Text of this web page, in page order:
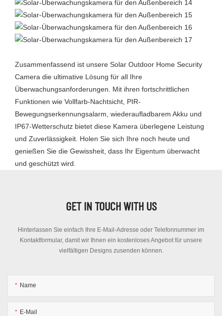
Zusammenfassend ist unsere Solar Outdoor Home Security
Camera die ultimative Lösung für all Ihre
Überwachungsanforderungen. Mit ihren fortschrittlichen
Funktionen wie Vollfarb-Nachtsicht, PIR-
Bewegungserkennungsalarm, wiederaufladbarem Akku und
IP67-Wetterschutz bietet diese Kamera überlegene Leistung
und Zuverlässigkeit. Holen Sie sich Ihre noch heute und
genießen Sie die Gewissheit, dass Ihr Eigentum überwacht
und geschützt wird.
GET IN TOUCH WITH US
Hinterlassen Sie einfach Ihre E-Mail-Adresse oder Telefonnummer im
Kontaktformular, damit wir Ihnen ein kostenloses Angebot für unsere
vielfältigen Designs zusenden können.
Name
E-Mail